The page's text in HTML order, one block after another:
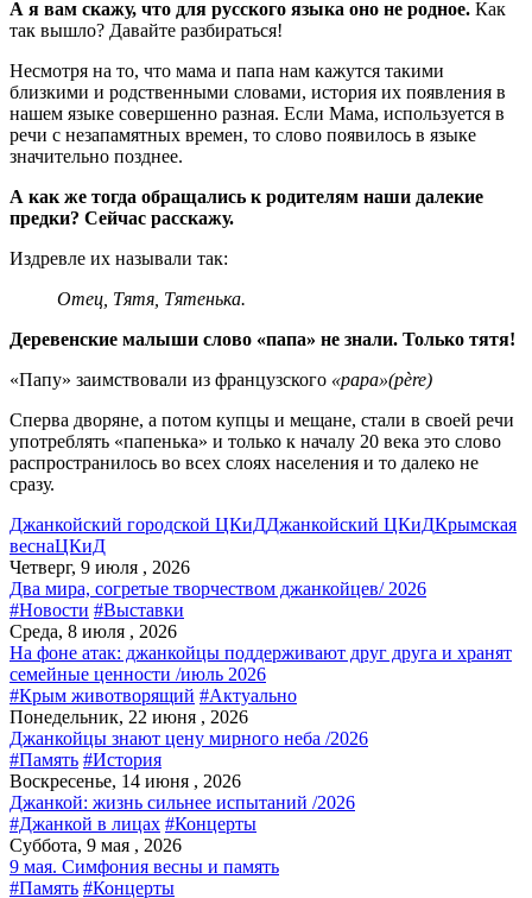
А я вам скажу, что для русского языка оно не родное. Как
так вышло? Давайте разбираться!
Несмотря на то, что мама и папа нам кажутся такими
близкими и родственными словами, история их появления в
нашем языке совершенно разная. Если Мама, используется в
речи с незапамятных времен, то слово появилось в языке
значительно позднее.
А как же тогда обращались к родителям наши далекие
предки? Сейчас расскажу.
Издревле их называли так:
Отец, Тятя, Тятенька.
Деревенские малыши слово «папа» не знали. Только тятя!
«Папу» заимствовали из французского «papа»(père)
Сперва дворяне, а потом купцы и мещане, стали в своей речи
употреблять «папенька» и только к началу 20 века это слово
распространилось во всех слоях населения и то далеко не
сразу.
Джанкойский городской ЦКиДДжанкойский ЦКиДКрымская
веснаЦКиД
Четверг, 9 июля , 2026
Два мира, согретые творчеством джанкойцев/ 2026
#Новости #Выставки
Среда, 8 июля , 2026
На фоне атак: джанкойцы поддерживают друг друга и хранят
семейные ценности /июль 2026
#Крым животворящий #Актуально
Понедельник, 22 июня , 2026
Джанкойцы знают цену мирного неба /2026
#Память #История
Воскресенье, 14 июня , 2026
Джанкой: жизнь сильнее испытаний /2026
#Джанкой в лицах #Концерты
Суббота, 9 мая , 2026
9 мая. Симфония весны и память
#Память #Концерты